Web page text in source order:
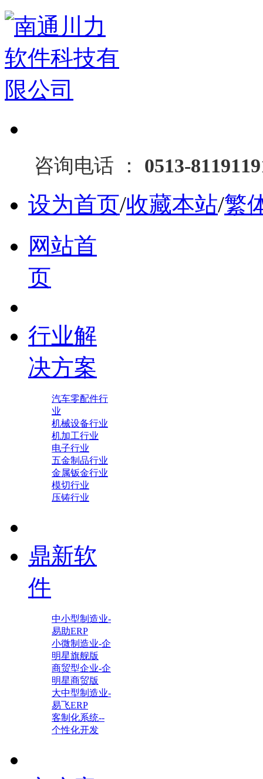
咨询电话 ： 0513-
设为首页/收藏本站/繁
网站首
页
行业解
决方案
汽车零配件行
业
机械设备行业
机加工行业
电子行业
五金制品行业
金属钣金行业
模切行业
压铸行业
鼎新软
件
中小型制造业-
易助ERP
小微制造业-企
明星旗舰版
商贸型企业-企
明星商贸版
大中型制造业-
易飞ERP
客制化系统--
个性化开发